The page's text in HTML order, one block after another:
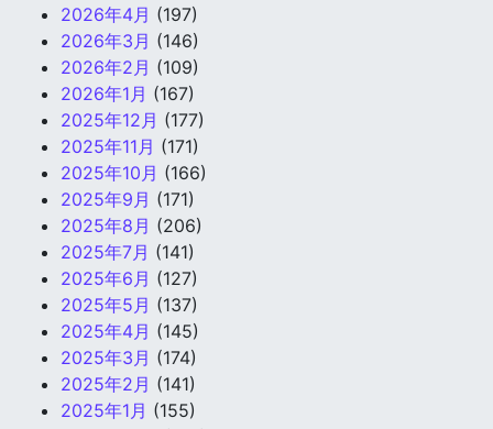
2026年4月 (197)
2026年3月 (146)
2026年2月 (109)
2026年1月 (167)
2025年12月 (177)
2025年11月 (171)
2025年10月 (166)
2025年9月 (171)
2025年8月 (206)
2025年7月 (141)
2025年6月 (127)
2025年5月 (137)
2025年4月 (145)
2025年3月 (174)
2025年2月 (141)
2025年1月 (155)